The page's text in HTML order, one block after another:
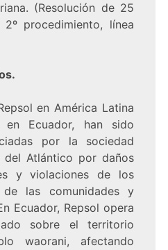
(Resolución de 25
procedimiento, línea
en América Latina
en Ecuador, han sido
por la sociedad
Atlántico por daños
y violaciones de los
de las comunidades y
Ecuador, Repsol opera
sobre el territorio
waorani, afectando